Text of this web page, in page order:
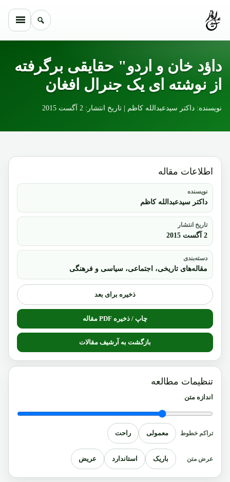
داؤد خان و اردو" حقایقی برگرفته
از نوشته ای یک جنرال افغان
نویسنده: داکتر سیدعبدالله کاظم | تاریخ انتشار: 2 آگست 2015
اطلاعات مقاله
نویسنده
داکتر سیدعبدالله کاظم
تاریخ انتشار
2 آگست 2015
دسته‌بندی
مقاله‌های تاریخی، اجتماعی، سیاسی و فرهنگی
ذخیره برای بعد
چاپ / ذخیره PDF مقاله
بازگشت به آرشیف مقالات
تنظیمات مطالعه
اندازه متن
تراکم خطوط معمولی راحت
عرض متن باریک استاندارد عریض